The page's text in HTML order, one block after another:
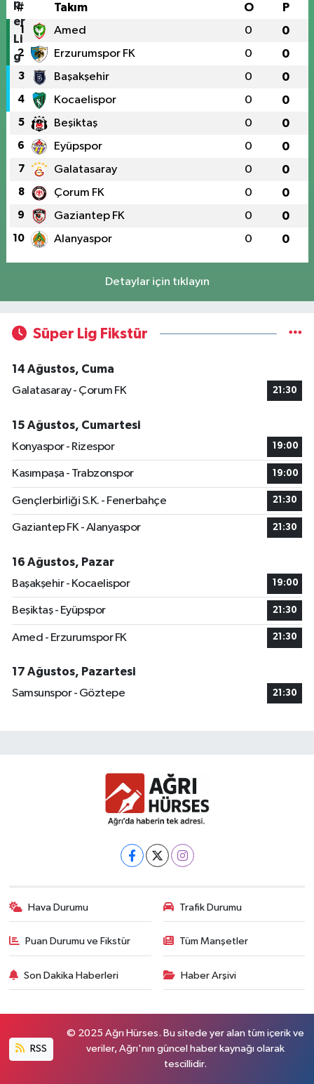
# Takım O P
1 Amed 0 0
2 Erzurumspor FK 0 0
3 Başakşehir 0 0
4 Kocaelispor 0 0
5 Beşiktaş 0 0
6 Eyüpspor 0 0
7 Galatasaray 0 0
8 Çorum FK 0 0
9 Gaziantep FK 0 0
10 Alanyaspor 0 0
Detaylar için tıklayın
Süper Lig Fikstür
14 Ağustos, Cuma
Galatasaray - Çorum FK
21:30
15 Ağustos, Cumartesi
Konyaspor - Rizespor
19:00
Kasımpaşa - Trabzonspor 19:00
Gençlerbirliği S.K. - Fenerbahçe 21:30
Gaziantep FK - Alanyaspor 21:30
16 Ağustos, Pazar
Başakşehir - Kocaelispor
19:00
Beşiktaş - Eyüpspor 21:30
Amed - Erzurumspor FK 21:30
17 Ağustos, Pazartesi
Samsunspor - Göztepe
21:30
Hava Durumu Trafik Durumu
Puan Durumu ve Fikstür Tüm Manşetler
Son Dakika Haberleri Haber Arşivi
RSS
© 2025 Ağrı Hürses. Bu sitede yer alan tüm içerik ve
veriler, Ağrı'nın güncel haber kaynağı olarak
tescillidir.